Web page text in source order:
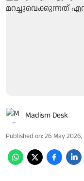
Madism Desk
Published on: 26 May 2026,